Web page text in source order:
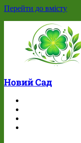
Перейти до вмісту
Новий Сад